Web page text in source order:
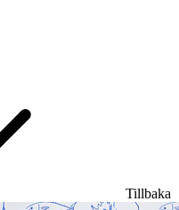
Tillbaka